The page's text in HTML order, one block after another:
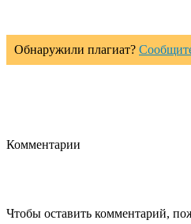
Обнаружили плагиат?
Комментарии
Чтобы оставить комментарий,